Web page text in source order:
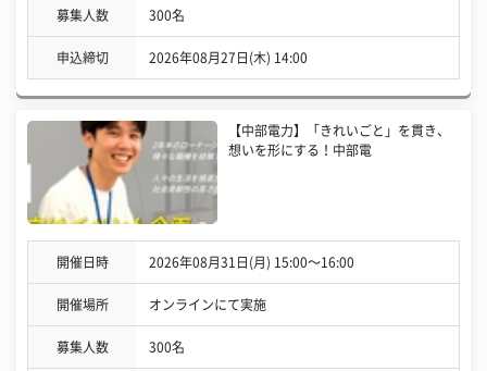
募集人数 300名
申込締切 2026年08月27日(木) 14:00
【中部電力】「きれいごと」を貫き、
想いを形にする！中部電
開催日時 2026年08月31日(月) 15:00〜16:00
開催場所 オンラインにて実施
募集人数 300名